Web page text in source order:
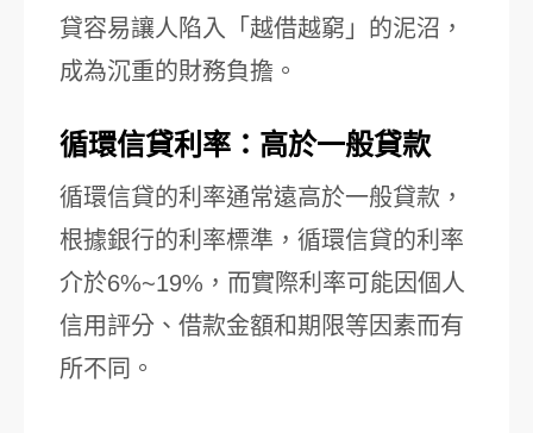
貸容易讓人陷入「越借越窮」的泥沼，
成為沉重的財務負擔。
循環信貸利率：高於一般貸款
循環信貸的利率通常遠高於一般貸款，
根據銀行的利率標準，循環信貸的利率
介於6%~19%，而實際利率可能因個人
信用評分、借款金額和期限等因素而有
所不同。